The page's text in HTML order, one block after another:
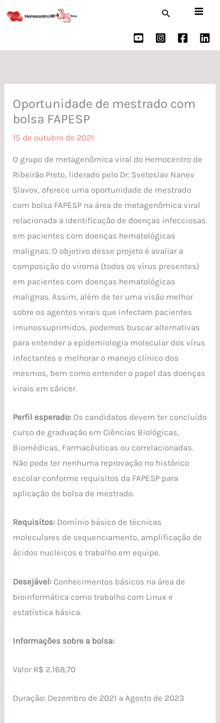
para
conteúdo
Pesquisar
Oportunidade de mestrado com
bolsa FAPESP
15 de outubro de 2021
O grupo de metagenômica viral do Hemocentro de
Ribeirão Preto, liderado pelo Dr. Svetoslav Nanev
Slavov, oferece uma oportunidade de mestrado
com bolsa FAPESP na área de metagenômica viral
relacionada a identificação de doenças infecciosas
em pacientes com doenças hematológicas
malignas. O objetivo desse projeto é avaliar a
composição do viroma (todos os vírus presentes)
em pacientes com doenças hematológicas
malignas. Assim, além de ter uma visão melhor
sobre os agentes virais que infectam pacientes
imunossuprimidos, podemos buscar alternativas
para entender a epidemiologia molecular dos vírus
infectantes e melhorar o manejo clínico dos
mesmos, bem como entender o papel das doenças
virais em câncer.
Perfil esperado: Os candidatos devem ter concluído
curso de graduação em Ciências Biológicas,
Biomédicas, Farmacêuticas ou correlacionadas.
Não pode ter nenhuma reprovação no histórico
escolar conforme requisitos da FAPESP para
aplicação de bolsa de mestrado.
Requisitos: Domínio básico de técnicas
moleculares de sequenciamento, amplificação de
ácidos nucleicos e trabalho em equipe.
Desejável: Conhecimentos básicos na área de
bioinformática como trabalho com Linux e
estatística básica.
Informações sobre a bolsa:
Valor R$ 2.168,70
Duração: Dezembro de 2021 a Agosto de 2023